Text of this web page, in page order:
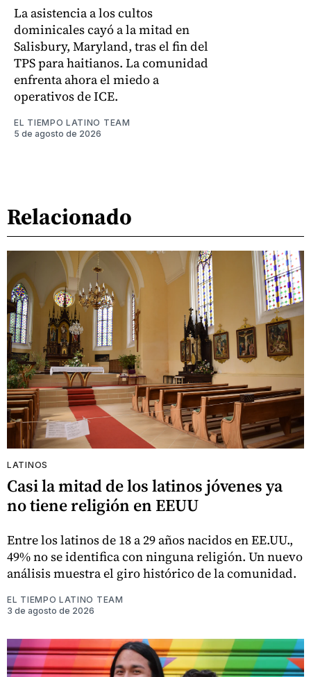
La asistencia a los cultos
dominicales cayó a la mitad en
Salisbury, Maryland, tras el fin del
TPS para haitianos. La comunidad
enfrenta ahora el miedo a
operativos de ICE.
EL TIEMPO LATINO TEAM
5 de agosto de 2026
Relacionado
LATINOS
Casi la mitad de los latinos jóvenes ya
no tiene religión en EEUU
Entre los latinos de 18 a 29 años nacidos en EE.UU.,
49% no se identifica con ninguna religión. Un nuevo
análisis muestra el giro histórico de la comunidad.
EL TIEMPO LATINO TEAM
3 de agosto de 2026